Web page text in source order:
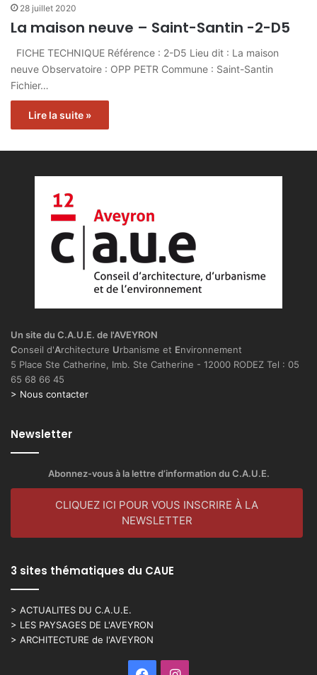
28 juillet 2020
La maison neuve – Saint-Santin -2-D5
FICHE TECHNIQUE Référence : 2-D5 Lieu dit : La maison
neuve Observatoire : OPP PETR Commune : Saint-Santin
Fichier…
Lire la suite »
Un site du C.A.U.E. de l'AVEYRON
Conseil d'Architecture Urbanisme et Environnement
5 Place Ste Catherine, Imb. Ste Catherine - 12000 RODEZ Tel : 05
65 68 66 45
> Nous contacter
Newsletter
Abonnez-vous à la lettre d’information du C.A.U.E.
CLIQUEZ ICI POUR VOUS INSCRIRE À LA
NEWSLETTER
3 sites thématiques du CAUE
> ACTUALITES DU C.A.U.E.
> LES PAYSAGES DE L'AVEYRON
> ARCHITECTURE de l'AVEYRON